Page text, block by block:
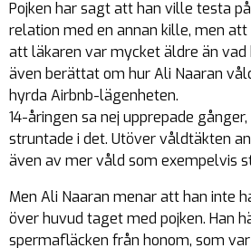
Pojken har sagt att han ville testa
relation med en annan kille, men
att läkaren var mycket äldre än vad
även berättat om hur Ali Naaran
hyrda Airbnb-lägenheten.
14-åringen sa nej upprepade
struntade i det. Utöver våldtäkten
även av mer våld som exempelvis
Men Ali Naaran menar att han inte
över huvud taget med pojken. Han
spermafläcken från honom, som